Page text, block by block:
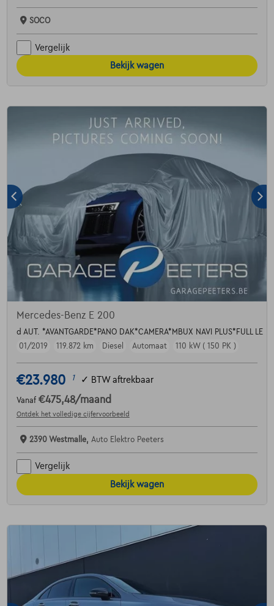
SOCO
Vergelijk
Bekijk wagen
Mercedes-Benz E 200
d AUT. *AVANTGARDE*PANO DAK*CAMERA*MBUX NAVI PLUS*FULL LE
01/2019
119.872 km Diesel Automaat 110 kW ( 150 PK )
€23.980 1 ✓ BTW aftrekbaar
Vanaf €475,48/maand
Ontdek het volledige cijfervoorbeeld
2390 Westmalle, Auto Elektro Peeters
Vergelijk
Bekijk wagen